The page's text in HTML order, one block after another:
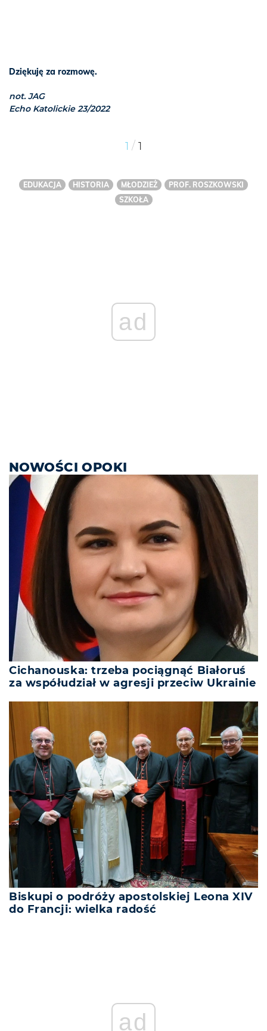
Dziękuję za rozmowę.
not. JAG
Echo Katolickie 23/2022
1 / 1
EDUKACJA HISTORIA MŁODZIEŻ
PROF. ROSZKOWSKI
SZKOŁA
ad
NOWOŚCI OPOKI
Cichanouska: trzeba pociągnąć Białoruś
za współudział w agresji przeciw Ukrainie
Biskupi o podróży apostolskiej Leona XIV
do Francji: wielka radość
ad